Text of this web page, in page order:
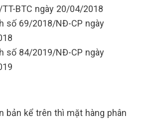
BTC ngày 20/04/2018
số 69/2018/NĐ-CP ngày
số 84/2019/NĐ-CP ngày
bản kể trên thì mặt hàng phân